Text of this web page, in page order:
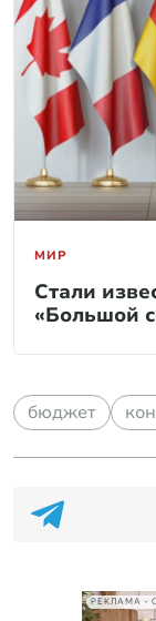
МИР
Стали
«Большой
бюджет